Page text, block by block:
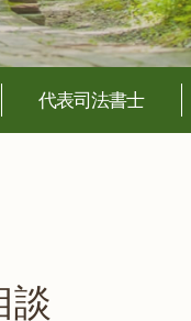
代表司法書士
談